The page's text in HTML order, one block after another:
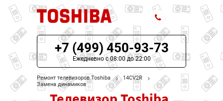
ЦЕНЫ НА РЕМОНТ
О СЕРВИСЕ
МОДЕЛИ TOSHIBA
+7 (499) 450-93-73
Ежедневно с 08:00 до 22:00
Ремонт телевизоров Toshiba
14CV2R
Замена динамиков